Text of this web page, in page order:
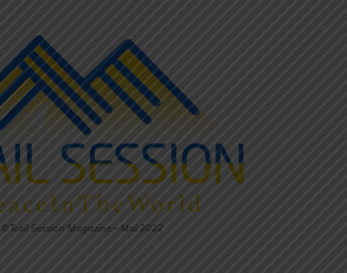
©Trail Session Magazine – Mai 2022